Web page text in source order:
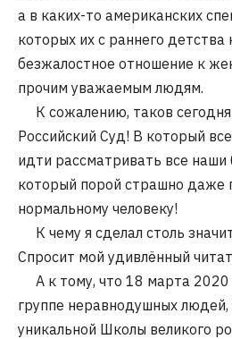
а в каких-то американских
которых их с раннего детства
безжалостное отношение к
прочим уважаемым людям.
К сожалению, таков
Российский Суд! В который
идти рассматривать все
который порой страшно даже
нормальному человеку!
К чему я сделал столь
Спросит мой удивлённый
А к тому, что 18 марта 2020
группе неравнодушных
уникальной Школы великого